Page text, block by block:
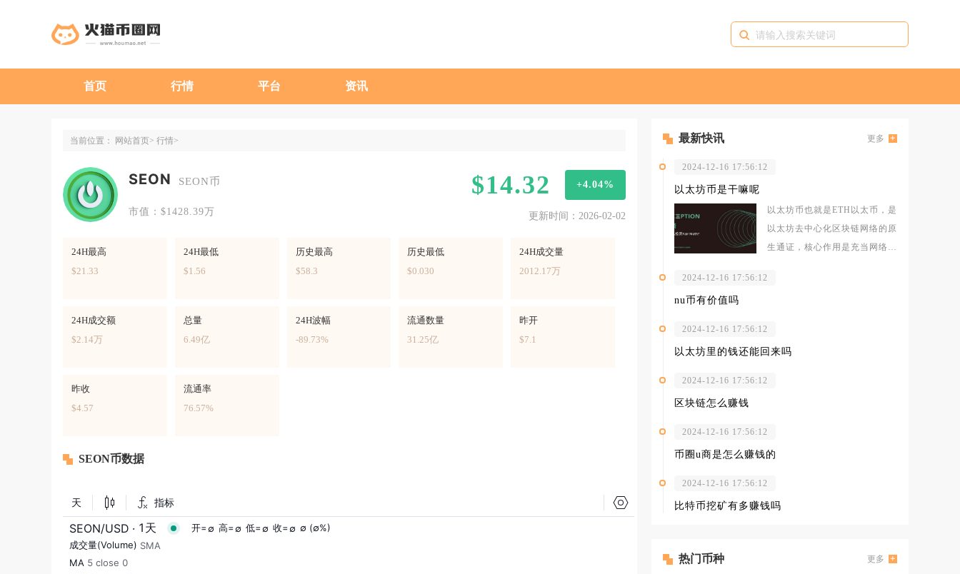
首页 行情 平台 资讯
当前位置： 网站首页 行情
SEON SEON币
市值：$1428.39万
$14.32 +4.04%
更新时间：2026-02-02
24H最高
$21.33
24H最低
$1.56
历史最高
$58.3
历史最低
$0.030
24H成交量
2012.17万
24H成交额
$2.14万
总量
6.49亿
24H波幅
-89.73%
流通数量
31.25亿
昨开
$7.1
昨收
$4.57
流通率
76.57%
SEON币数据
最新快讯 更多
2024-12-16 17:56:12
以太坊币是干嘛呢
以太坊币也就是ETH以太币，是
以太坊去中心化区块链网络的原
生通证，核心作用是充当网络运
2024-12-16 17:56:12
nu币有价值吗
2024-12-16 17:56:12
以太坊里的钱还能回来吗
2024-12-16 17:56:12
区块链怎么赚钱
2024-12-16 17:56:12
币圈u商是怎么赚钱的
2024-12-16 17:56:12
比特币挖矿有多赚钱吗
热门币种 更多